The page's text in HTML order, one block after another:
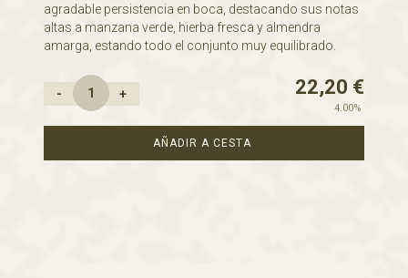
agradable persistencia en boca, destacando sus notas
altas a manzana verde, hierba fresca y almendra
amarga, estando todo el conjunto muy equilibrado.
22,20 €
4.00%
- +
AÑADIR A CESTA